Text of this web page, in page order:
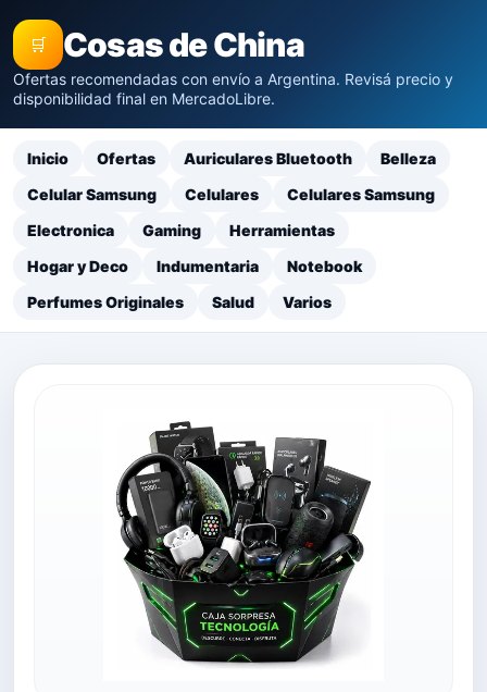
🛒 Cosas de China
Ofertas recomendadas con envío a Argentina. Revisá precio y
disponibilidad final en MercadoLibre.
Inicio Ofertas Auriculares Bluetooth
Belleza
Celular Samsung
Celulares
Celulares Samsung
Electronica
Gaming
Herramientas
Hogar y Deco
Indumentaria
Notebook
Perfumes Originales
Salud Varios